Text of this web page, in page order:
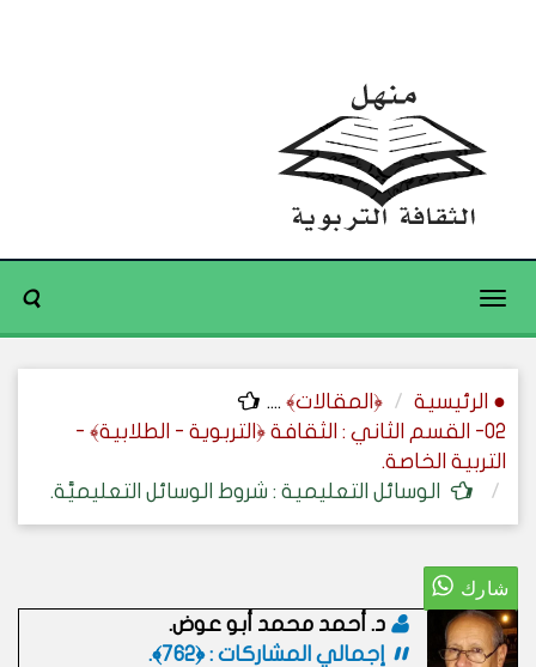
Toggle
● الرئيسية ﴿المقالات﴾ ....
02- القسم الثاني : الثقافة ﴿التربوية - الطلابية﴾ -
التربية الخاصة.
الوسائل التعليمية : شروط الوسائل التعليميَّة.
د. أحمد محمد أبو عوض.
إجمالي المشاركات : ﴿762﴾.